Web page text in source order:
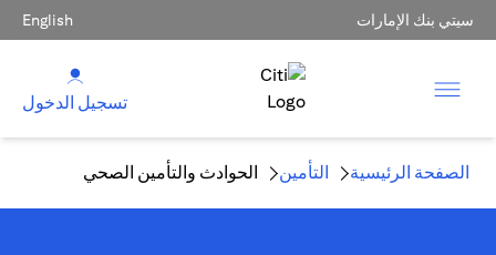
سيتي بنك الإمارات English
تسجيل الدخول
الصفحة الرئيسية التأمين الحوادث والتأمين الصحي